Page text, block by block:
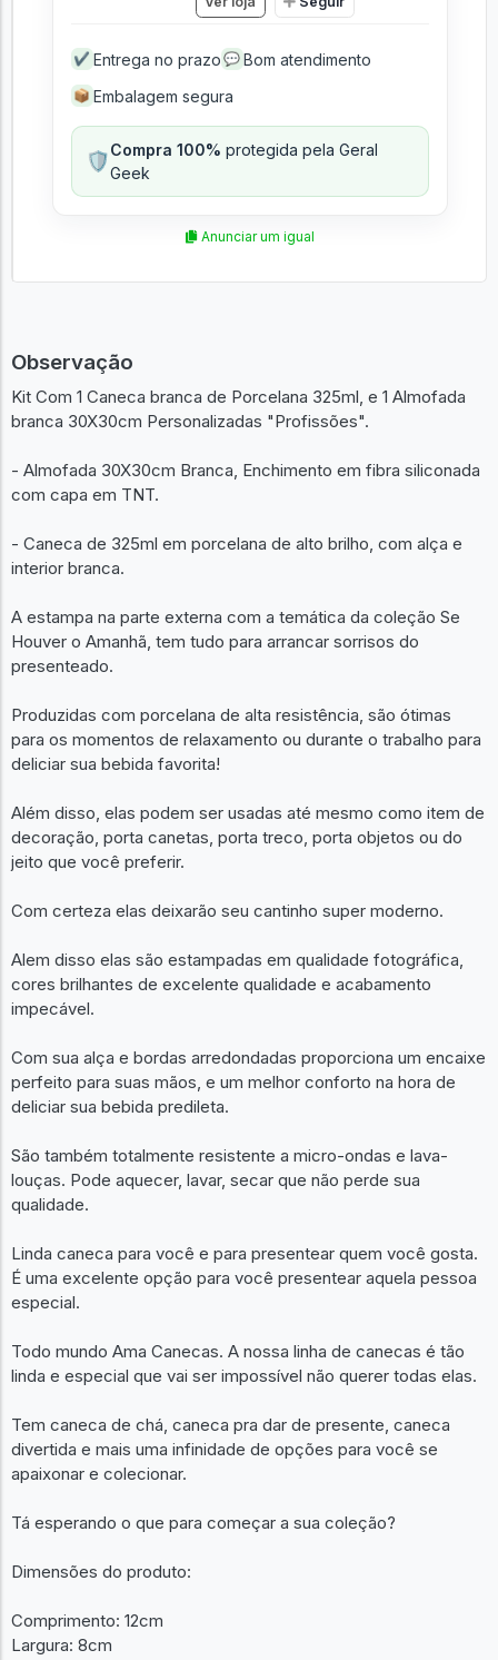
✔ Entrega no prazo 💬 Bom atendimento
📦 Embalagem segura
🛡️Compra 100% protegida pela Geral
Geek
Anunciar um igual
Observação
Kit Com 1 Caneca branca de Porcelana 325ml, e 1 Almofada
branca 30X30cm Personalizadas "Profissões".
- Almofada 30X30cm Branca, Enchimento em fibra siliconada
com capa em TNT.
- Caneca de 325ml em porcelana de alto brilho, com alça e
interior branca.
A estampa na parte externa com a temática da coleção Se
Houver o Amanhã, tem tudo para arrancar sorrisos do
presenteado.
Produzidas com porcelana de alta resistência, são ótimas
para os momentos de relaxamento ou durante o trabalho para
deliciar sua bebida favorita!
Além disso, elas podem ser usadas até mesmo como item de
decoração, porta canetas, porta treco, porta objetos ou do
jeito que você preferir.
Com certeza elas deixarão seu cantinho super moderno.
Alem disso elas são estampadas em qualidade fotográfica,
cores brilhantes de excelente qualidade e acabamento
impecável.
Com sua alça e bordas arredondadas proporciona um encaixe
perfeito para suas mãos, e um melhor conforto na hora de
deliciar sua bebida predileta.
São também totalmente resistente a micro-ondas e lava-
louças. Pode aquecer, lavar, secar que não perde sua
qualidade.
Linda caneca para você e para presentear quem você gosta.
É uma excelente opção para você presentear aquela pessoa
especial.
Todo mundo Ama Canecas. A nossa linha de canecas é tão
linda e especial que vai ser impossível não querer todas elas.
Tem caneca de chá, caneca pra dar de presente, caneca
divertida e mais uma infinidade de opções para você se
apaixonar e colecionar.
Tá esperando o que para começar a sua coleção?
Dimensões do produto:
Comprimento: 12cm
Largura: 8cm